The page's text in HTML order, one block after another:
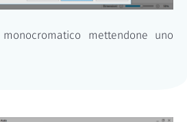
mettendone uno